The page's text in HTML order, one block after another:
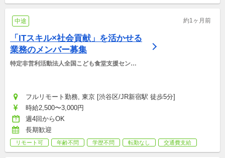
中途 約1ヶ月前
「ITスキル×社会貢献」を活かせる
業務のメンバー募集
特定非営利活動法人全国こども食堂支援センタ
フルリモート勤務, 東京 [渋谷区/JR新宿駅 徒歩5分]
時給2,500〜3,000円
週4回からOK
長期歓迎
リモート可 年齢不問 学歴不問 転勤なし 交通費支給